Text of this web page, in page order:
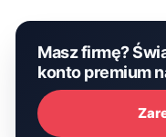
Masz firmę?
konto premium